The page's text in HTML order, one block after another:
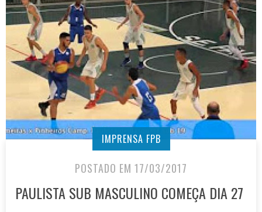
IMPRENSA FPB
POSTADO EM 17/03/2017
PAULISTA SUB MASCULINO COMEÇA DIA 27